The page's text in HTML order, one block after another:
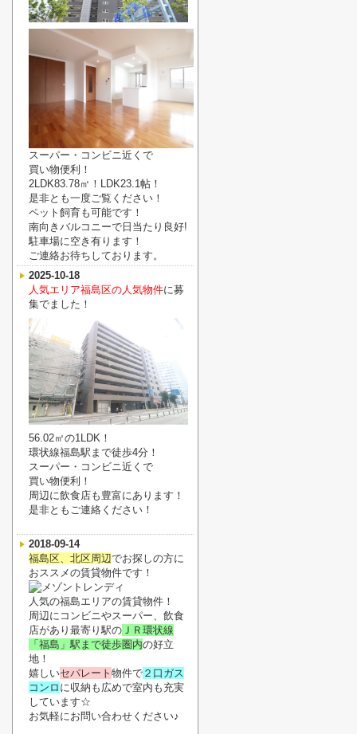
スーパー・コンビニ近くで
買い物便利！
2LDK83.78㎡！LDK23.1帖！
是非とも一度ご覧ください！
ペット飼育も可能です！
南向きバルコニーで日当たり良好!
駐車場に空き有ります！
ご連絡お待ちしております。
2025-10-18
人気エリア福島区の人気物件に募
集でました！
56.02㎡の1LDK！
環状線福島駅まで徒歩4分！
スーパー・コンビニ近くで
買い物便利！
周辺に飲食店も豊富にあります！
是非ともご連絡ください！
2018-09-14
福島区、北区周辺でお探しの方に
おススメの賃貸物件です！
人気の福島エリアの賃貸物件！
周辺にコンビニやスーパー、飲食
店があり最寄り駅の ＪＲ環状線
「福島」駅まで徒歩圏内の好立
地！
嬉しいセパレート 物件で ２口ガス
コンロ に収納も広めで室内も充実
しています☆
お気軽にお問い合わせください♪